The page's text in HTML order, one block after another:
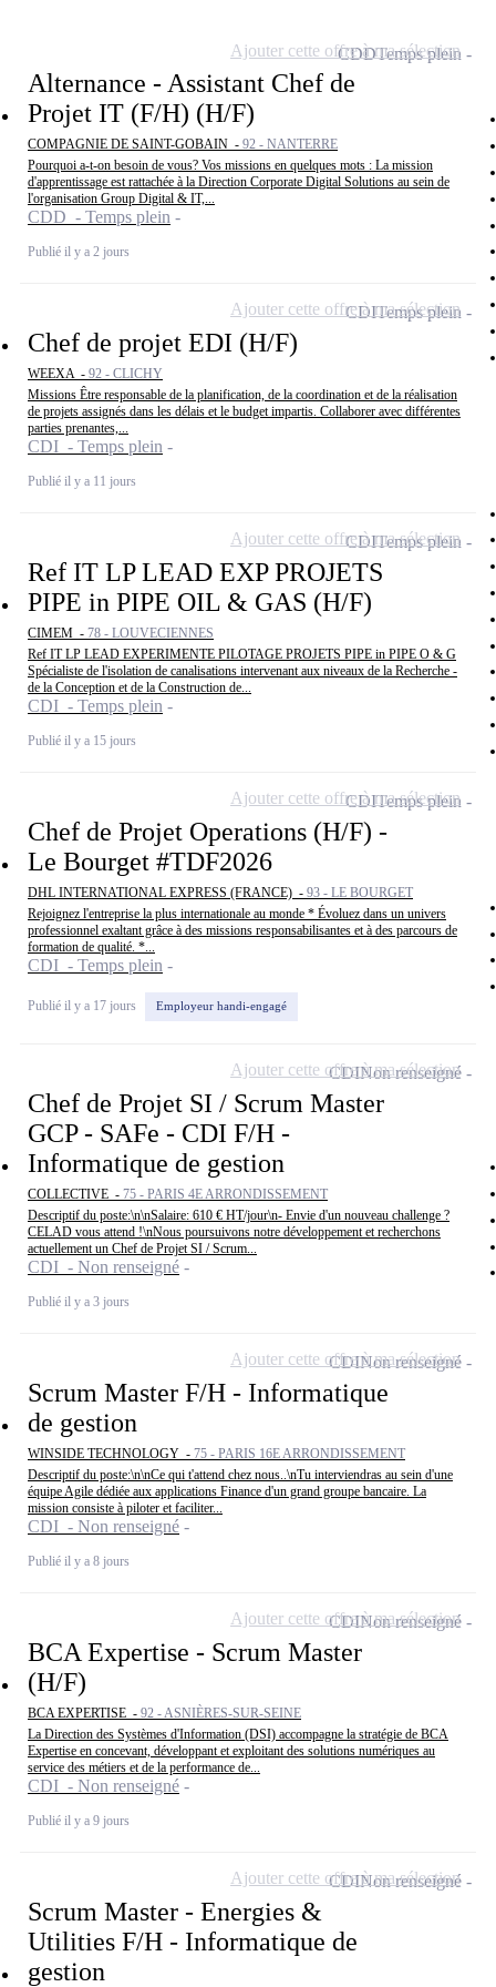
Alternance - Assistant Chef de
Projet IT (F/H) (H/F)
COMPAGNIE DE SAINT-GOBAIN - 92 - NANTERRE
Pourquoi a-t-on besoin de vous? Vos missions en quelques mots : La mission
d'apprentissage est rattachée à la Direction Corporate Digital Solutions au sein de
l'organisation Group Digital & IT,...
CDD - Temps plein
Publié il y a 2 jours
CDDTemps plein
Ajouter cette offre à ma sélection
Chef de projet EDI (H/F)
WEEXA - 92 - CLICHY
Missions Être responsable de la planification, de la coordination et de la réalisation
de projets assignés dans les délais et le budget impartis. Collaborer avec différentes
parties prenantes,...
CDI - Temps plein
Publié il y a 11 jours
CDITemps plein
Ajouter cette offre à ma sélection
Ref IT LP LEAD EXP PROJETS
PIPE in PIPE OIL & GAS (H/F)
CIMEM - 78 - LOUVECIENNES
Ref IT LP LEAD EXPERIMENTE PILOTAGE PROJETS PIPE in PIPE O & G
Spécialiste de l'isolation de canalisations intervenant aux niveaux de la Recherche -
de la Conception et de la Construction de...
CDI - Temps plein
Publié il y a 15 jours
CDITemps plein
Ajouter cette offre à ma sélection
Chef de Projet Operations (H/F) -
Le Bourget #TDF2026
DHL INTERNATIONAL EXPRESS (FRANCE) - 93 - LE BOURGET
Rejoignez l'entreprise la plus internationale au monde * Évoluez dans un univers
professionnel exaltant grâce à des missions responsabilisantes et à des parcours de
formation de qualité. *...
CDI - Temps plein
Publié il y a 17 jours Employeur handi-engagé
CDITemps plein
Ajouter cette offre à ma sélection
Chef de Projet SI / Scrum Master
GCP - SAFe - CDI F/H -
Informatique de gestion
COLLECTIVE - 75 - PARIS 4E ARRONDISSEMENT
Descriptif du poste:\n\nSalaire: 610 € HT/jour\n- Envie d'un nouveau challenge ?
CELAD vous attend !\nNous poursuivons notre développement et recherchons
actuellement un Chef de Projet SI / Scrum...
CDI - Non renseigné
Publié il y a 3 jours
CDINon renseigné
Ajouter cette offre à ma sélection
Scrum Master F/H - Informatique
de gestion
WINSIDE TECHNOLOGY - 75 - PARIS 16E ARRONDISSEMENT
Descriptif du poste:\n\nCe qui t'attend chez nous..\nTu interviendras au sein d'une
équipe Agile dédiée aux applications Finance d'un grand groupe bancaire. La
mission consiste à piloter et faciliter...
CDI - Non renseigné
Publié il y a 8 jours
CDINon renseigné
Ajouter cette offre à ma sélection
BCA Expertise - Scrum Master
(H/F)
BCA EXPERTISE - 92 - ASNIÈRES-SUR-SEINE
La Direction des Systèmes d'Information (DSI) accompagne la stratégie de BCA
Expertise en concevant, développant et exploitant des solutions numériques au
service des métiers et de la performance de...
CDI - Non renseigné
Publié il y a 9 jours
CDINon renseigné
Ajouter cette offre à ma sélection
Scrum Master - Energies &
Utilities F/H - Informatique de
gestion
CDINon renseigné
Ajouter cette offre à ma sélection